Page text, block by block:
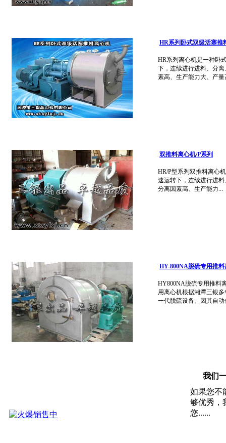
HR系列卧式双级活塞推
HR系列离心机是一种卧
下，连续进行进料、分
素高、生产能力大、产量
双推料离心机/P系列
HR/P型系列双推料离心
速运转下，连续进行进
分离因素高、生产能力...
HY-800NA脱硫专用推料
HY800NA脱硫专用推料
用离心机根据湘潭三银
一代脱硫设备。因其自动
我们
如果您不
够优秀，
您......